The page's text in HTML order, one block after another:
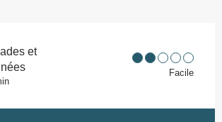
et
Facile